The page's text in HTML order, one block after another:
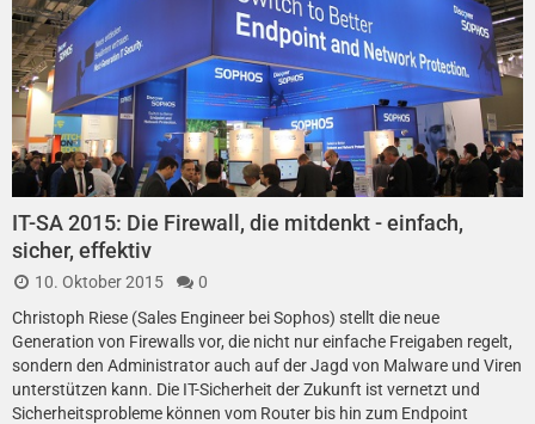
IT-SA 2015: Die Firewall, die mitdenkt - einfach,
sicher, effektiv
10. Oktober 2015
0
Christoph Riese (Sales Engineer bei Sophos) stellt die neue
Generation von Firewalls vor, die nicht nur einfache Freigaben regelt,
sondern den Administrator auch auf der Jagd von Malware und Viren
unterstützen kann. Die IT-Sicherheit der Zukunft ist vernetzt und
Sicherheitsprobleme können vom Router bis hin zum Endpoint